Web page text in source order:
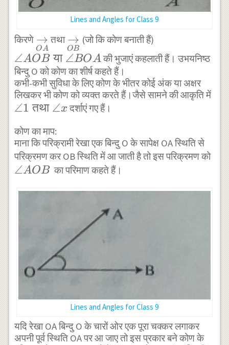
Lines and Angles for Class 9
किरणे \underset{OA}
{\rightarrow}
OA
→ तथा \underset{OB}
{\rightarrow}
OB
→ (जो कि कोण बनाती हैं)
AOB
\text
{ या }
\angle
∠AOB या ∠BOAकी भुजाएं कहलाती हैं। उभयनिष्ठ
बिन्दु O को कोण का शीर्ष कहते हैं।
कभी-कभी सुविधा के लिए कोण के भीतर कोई अंक या अक्षर
लिखकर भी कोण को व्यक्त करते हैं।जैसे सामने की आकृति में
\angle
\text
{ तथा
}
\angle
x
∠1 तथा ∠x दर्शाएं गए हैं।
कोण का माप:
माना कि परिक्रामी रेखा एक बिन्दु O के सापेक्ष OA स्थिति से
परिक्रमण कर OB स्थिति में आ जाती है तो इस परिक्रमण को
∠AOBका परिमाण कहते हैं।
Lines and Angles for Class 9
यदि रेखा OA बिन्दु O के चारों ओर एक पूरा चक्कर लगाकर
अपनी पूर्व स्थिति OA पर आ जाए तो इस प्रकार बने कोण के